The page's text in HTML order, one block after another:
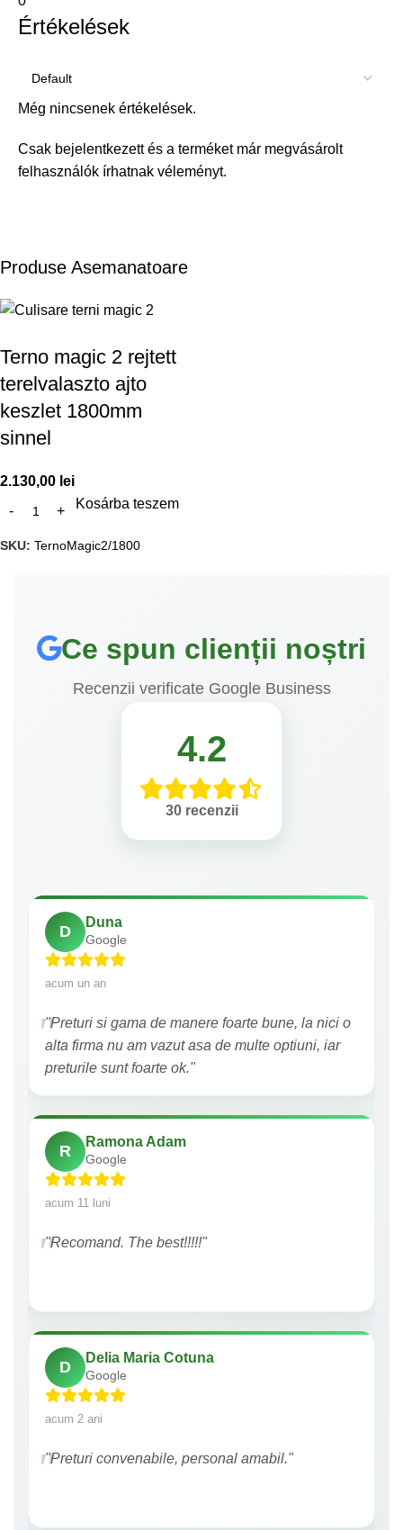
Értékelések
Még nincsenek értékelések.
Csak bejelentkezett és a terméket már megvásárolt
felhasználók írhatnak véleményt.
Produse Asemanatoare
Terno magic 2 rejtett
terelvalaszto ajto
keszlet 1800mm
sinnel
2.130,00 lei
Kosárba teszem
SKU: TernoMagic2/1800
Ce spun clienții noștri
Recenzii verificate Google Business
4.2
30 recenzii
D
Duna
Google
acum un an
"Preturi si gama de manere foarte bune, la nici o
alta firma nu am vazut asa de multe optiuni, iar
preturile sunt foarte ok."
R
Ramona Adam
Google
acum 11 luni
"Recomand. The best!!!!!"
D
Delia Maria Cotuna
Google
acum 2 ani
"Preturi convenabile, personal amabil."